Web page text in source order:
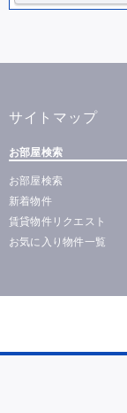
サイトマップ
お部屋検索
お部屋検索
新着物件
賃貸物件リクエスト
お気に入り物件一覧